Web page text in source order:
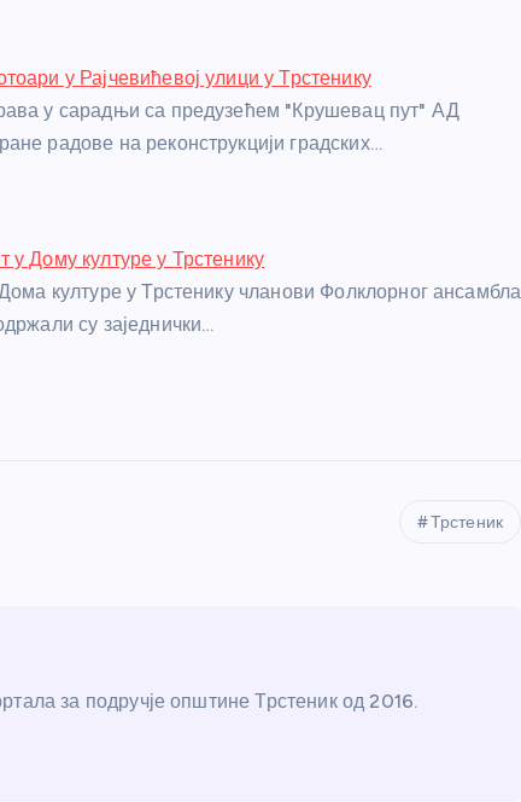
у Рајчевићевој улици у Трстенику
у сарадњи са предузећем "Крушевац пут" АД
радове на реконструкцији градских…
Дому културе у Трстенику
културе у Трстенику чланови Фолклорног ансамбла
су заједнички…
Трстеник
за подручје општине Трстеник од 2016.